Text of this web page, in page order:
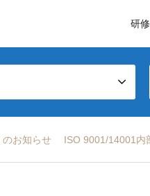
研
のお知らせ ISO 9001/14001